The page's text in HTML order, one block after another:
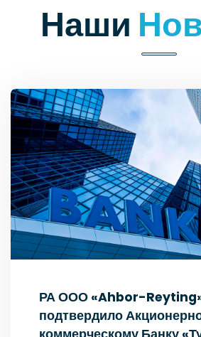
Наши
РА ООО «Ahbor-
подтвердило